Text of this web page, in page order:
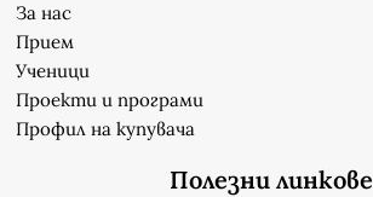
За нас
Прием
Ученици
Проекти и програми
Профил на купувача
Полезни линкове